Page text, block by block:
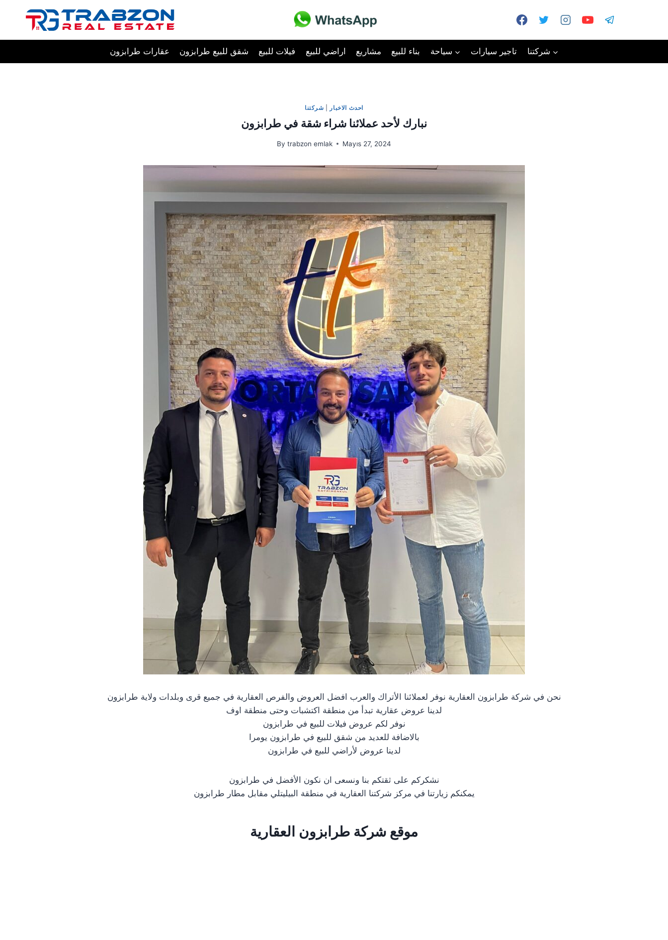
عقارات طرابزون
شقق للبيع طرابزون فيلات للبيع اراضي للبيع مشاريع بناء للبيع سياحة تاجير سيارات شركتنا
احدث الاخبار شركتنا
نبارك لأحد عملائنا شراء شقة في طرابزون
By trabzon emlak Mayıs 27, 2024
نحن في شركة طرابزون العقارية نوفر لعملائنا الأتراك والعرب افضل العروض والفرص العقارية في جميع قرى وبلدات ولاية طرابزون
لدينا عروض عقارية تبدأ من منطقة اكتشبات وحتى منطقة اوف
نوفر لكم عروض فيلات للبيع في طرابزون
بالاضافة للعديد من شقق للبيع في طرابزون يومرا
لدينا عروض لأراضي للبيع في طرابزون
نشكركم على ثقتكم بنا ونسعى ان نكون الأفضل في طرابزون
يمكنكم زيارتنا في مركز شركتنا العقارية في منطقة البيليتلي مقابل مطار طرابزون
موقع شركة طرابزون العقارية